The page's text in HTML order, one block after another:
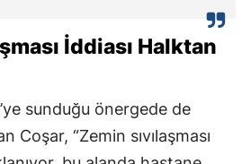
İddiası Halktan
sunduğu önergede de
Coşar, “Zemin sıvılaşması